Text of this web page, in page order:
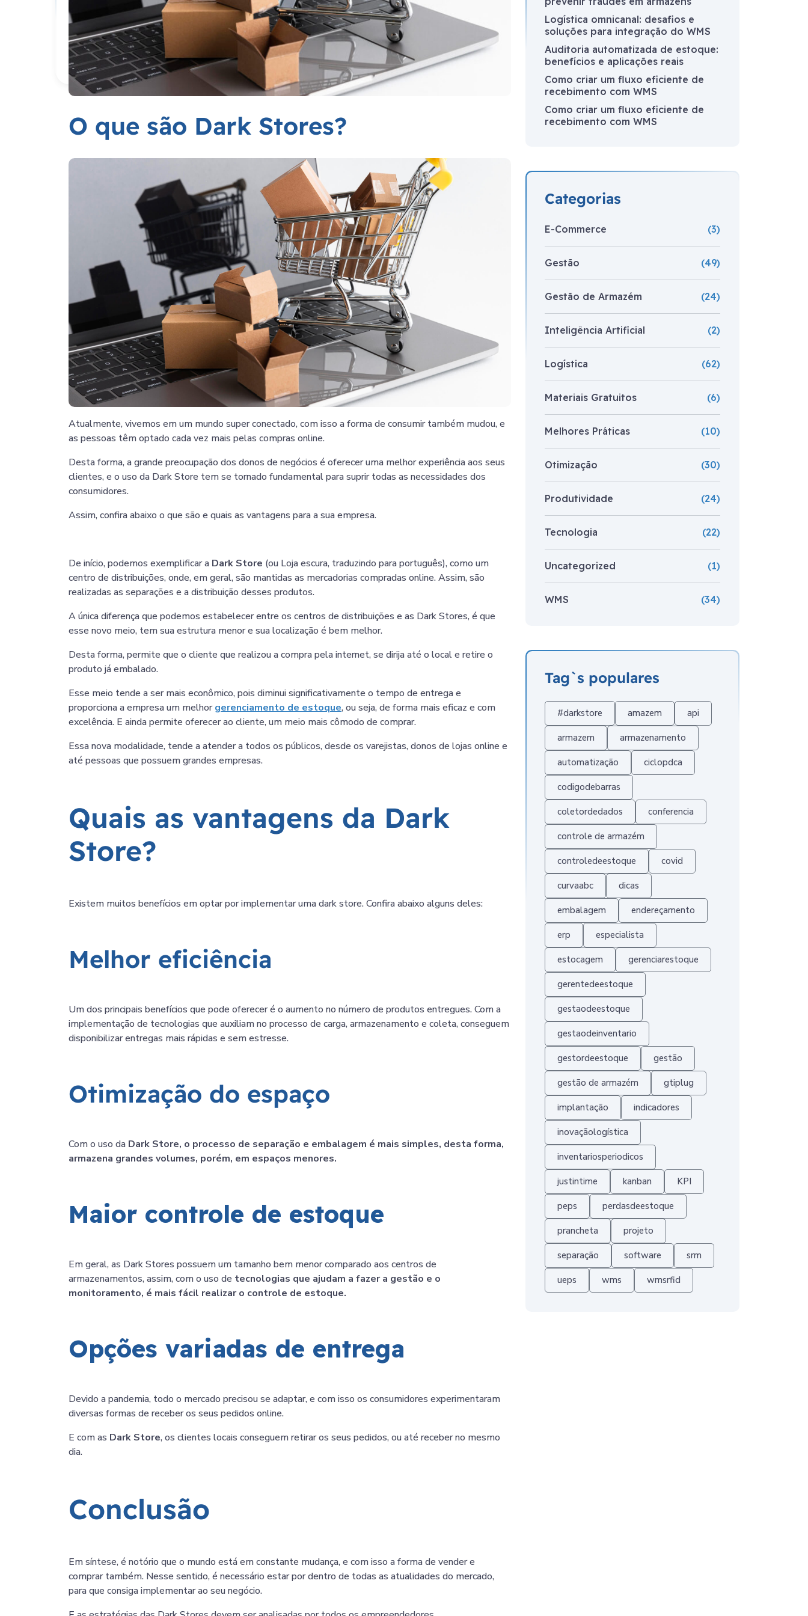
O que são Dark Stores?
Atualmente, vivemos em um mundo super conectado, com isso a forma de consumir também mudou, e
as pessoas têm optado cada vez mais pelas compras online.
Desta forma, a grande preocupação dos donos de negócios é oferecer uma melhor experiência aos seus
clientes, e o uso da Dark Store tem se tornado fundamental para suprir todas as necessidades dos
consumidores.
Assim, confira abaixo o que são e quais as vantagens para a sua empresa.
De início, podemos exemplificar a Dark Store (ou Loja escura, traduzindo para português), como um
centro de distribuições, onde, em geral, são mantidas as mercadorias compradas online. Assim, são
realizadas as separações e a distribuição desses produtos.
A única diferença que podemos estabelecer entre os centros de distribuições e as Dark Stores, é que
esse novo meio, tem sua estrutura menor e sua localização é bem melhor.
Desta forma, permite que o cliente que realizou a compra pela internet, se dirija até o local e retire o
produto já embalado.
Esse meio tende a ser mais econômico, pois diminui significativamente o tempo de entrega e
proporciona a empresa um melhorgerenciamento de estoque, ou seja, de forma mais eficaz e com
excelência. E ainda permite oferecer ao cliente, um meio mais cômodo de comprar.
Essa nova modalidade, tende a atender a todos os públicos, desde os varejistas, donos de lojas online e
até pessoas que possuem grandes empresas.
Quais as vantagens da Dark
Store?
Existem muitos benefícios em optar por implementar uma dark store. Confira abaixo alguns deles:
Melhor eficiência
Um dos principais benefícios que pode oferecer é o aumento no número de produtos entregues. Com a
implementação de tecnologias que auxiliam no processo de carga, armazenamento e coleta, conseguem
disponibilizar entregas mais rápidas e sem estresse.
Otimização do espaço
Com o uso da Dark Store, o processo de separação e embalagem é mais simples, desta forma,
armazena grandes volumes, porém, em espaços menores.
Maior controle de estoque
Em geral, as Dark Stores possuem um tamanho bem menor comparado aos centros de
armazenamentos, assim, com o uso de tecnologias que ajudam a fazer a gestão e o
monitoramento, é mais fácil realizar o controle de estoque.
Opções variadas de entrega
Devido a pandemia, todo o mercado precisou se adaptar, e com isso os consumidores experimentaram
diversas formas de receber os seus pedidos online.
E com as Dark Store, os clientes locais conseguem retirar os seus pedidos, ou até receber no mesmo
dia.
Conclusão
Em síntese, é notório que o mundo está em constante mudança, e com isso a forma de vender e
comprar também. Nesse sentido, é necessário estar por dentro de todas as atualidades do mercado,
para que consiga implementar ao seu negócio.
Logística omnicanal: desafios e
soluções para integração do WMS
Auditoria automatizada de estoque:
benefícios e aplicações reais
Como criar um fluxo eficiente de
recebimento com WMS
Como criar um fluxo eficiente de
recebimento com WMS
Categorias
E-Commerce (3)
Gestão (49)
Gestão de Armazém (24)
Inteligência Artificial (2)
Logística (62)
Materiais Gratuitos (6)
Melhores Práticas (10)
Otimização (30)
Produtividade (24)
Tecnologia (22)
Uncategorized (1)
WMS (34)
Tag`s populares
#darkstore amazem api
armazem armazenamento
automatização ciclopdca
codigodebarras
coletordedados conferencia
controle de armazém
controledeestoque covid
curvaabc dicas
embalagem endereçamento
erp especialista
estocagem gerenciarestoque
gerentedeestoque
gestaodeestoque
gestaodeinventario
gestordeestoque gestão
gestão de armazém gtiplug
implantação indicadores
inovaçãologística
inventariosperiodicos
justintime kanban KPI
peps perdasdeestoque
prancheta projeto
separação software srm
ueps wms wmsrfid